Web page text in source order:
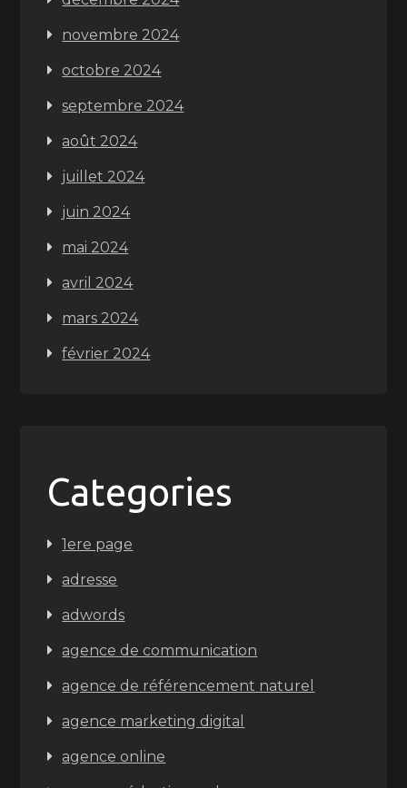
novembre 2024
octobre 2024
septembre 2024
août 2024
juillet 2024
juin 2024
mai 2024
avril 2024
mars 2024
février 2024
Categories
1ere page
adresse
adwords
agence de communication
agence de référencement naturel
agence marketing digital
agence online